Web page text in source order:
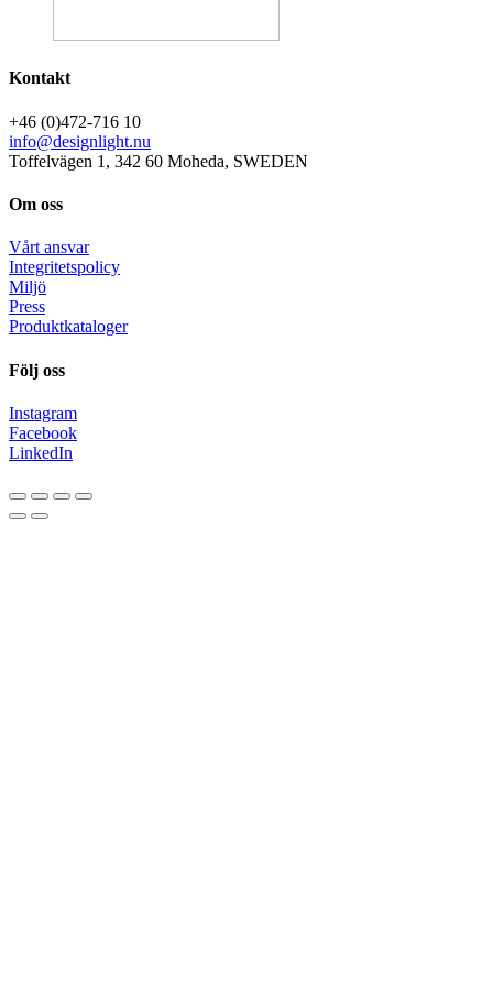
Kontakt
+46 (0)472-716 10
info@designlight.nu
Toffelvägen 1, 342 60 Moheda, SWEDEN
Om oss
Vårt ansvar
Integritetspolicy
Miljö
Press
Produktkataloger
Följ oss
Instagram
Facebook
LinkedIn